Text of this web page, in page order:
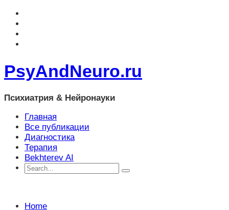
PsyAndNeuro.ru
Психиатрия & Нейронауки
Главная
Все публикации
Диагностика
Терапия
Bekhterev AI
Home